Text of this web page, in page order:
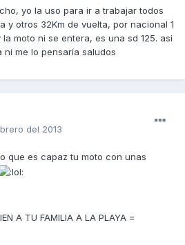
yo la uso para ir a trabajar todos
y otros 32Km de vuelta, por nacional 1
moto ni se entera, es una sd 125. asi
me lo pensaría saludos
del 2013
que es capaz tu moto con unas
A TU FAMILIA A LA PLAYA =